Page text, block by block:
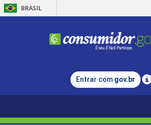
BRASIL
Entrar com gov.br